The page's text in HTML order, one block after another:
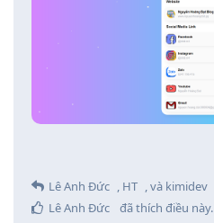
Lê Anh Đức , HT , và kimidev
Lê Anh Đức
đã thích điều này.